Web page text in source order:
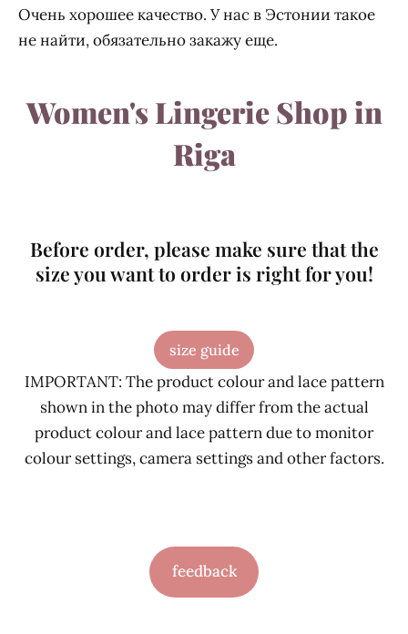
Women's Lingerie Shop in
Riga
Before order, please make sure that the
size you want to order is right for you!
size guide
IMPORTANT: The product colour and lace pattern
shown in the photo may differ from the actual
product colour and lace pattern due to monitor
colour settings, camera settings and other factors.
feedback
Очень хорошее качество. У нас в Эстонии такое
не найти, обязательно закажу еще.